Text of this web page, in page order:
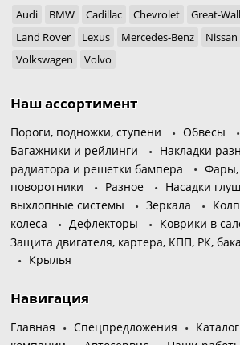
Audi BMW Cadillac Chevrolet Great-Wall
Land Rover
Lexus Mercedes-Benz Nissan
Volkswagen
Volvo
Наш ассортимент
Пороги, подножки, ступени Обвесы
Багажники и рейлинги
Накладки
радиатора и решетки бампера
Фары,
поворотники
Разное
Насадки
выхлопные системы
Зеркала
колеса
Дефлекторы
Коврики в
Защита двигателя, картера, КПП, РК, бака
Крылья
Навигация
Главная Спецпредложения Каталог